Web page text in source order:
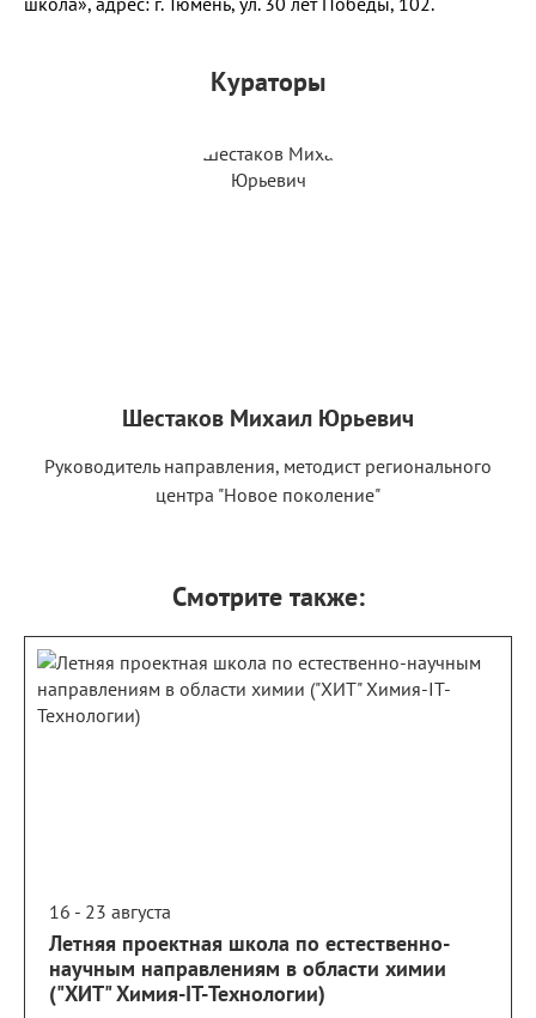
Кураторы
Шестаков Михаил Юрьевич
Руководитель направления, методист регионального
центра "Новое поколение"
Смотрите также:
16 - 23 августа
Летняя проектная школа по естественно-
научным направлениям в области химии
("ХИТ" Химия-IT-Технологии)